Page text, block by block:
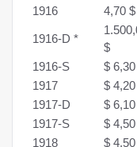
1916
4,70 $
1916-D *
$
1916-S
$ 6,30
1917
$ 4,20
1917-D
$ 6,10
1917-S
$ 4,50
1918
$ 4,50